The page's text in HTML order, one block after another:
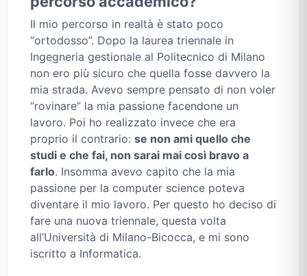
Il mio percorso in realtà è stato poco
“ortodosso”. Dopo la laurea triennale in
Ingegneria gestionale al Politecnico di Milano
non ero più sicuro che quella fosse davvero la
mia strada. Avevo sempre pensato di non voler
“rovinare” la mia passione facendone un
lavoro. Poi ho realizzato invece che era
proprio il contrario: se non ami quello che
studi e che fai, non sarai mai così bravo a
farlo. Insomma avevo capito che la mia
passione per la computer science poteva
diventare il mio lavoro. Per questo ho deciso di
fare una nuova triennale, questa volta
all’Università di Milano-Bicocca, e mi sono
iscritto a Informatica.